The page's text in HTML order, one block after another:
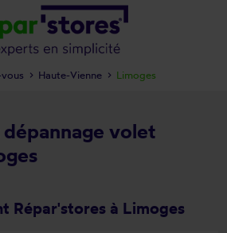
volet
Répar'stores à Limoges
vous Haute-Vienne Limoges